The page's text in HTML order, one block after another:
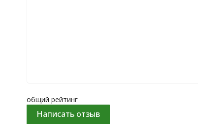
общий рейтинг
Написать отзыв